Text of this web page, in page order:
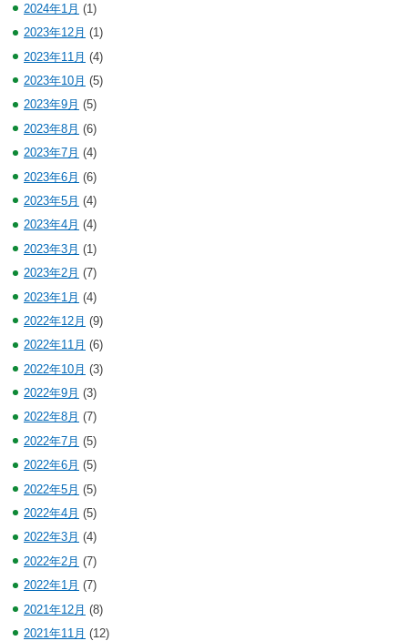
2024年1月 (1)
2023年12月 (1)
2023年11月 (4)
2023年10月 (5)
2023年9月 (5)
2023年8月 (6)
2023年7月 (4)
2023年6月 (6)
2023年5月 (4)
2023年4月 (4)
2023年3月 (1)
2023年2月 (7)
2023年1月 (4)
2022年12月 (9)
2022年11月 (6)
2022年10月 (3)
2022年9月 (3)
2022年8月 (7)
2022年7月 (5)
2022年6月 (5)
2022年5月 (5)
2022年4月 (5)
2022年3月 (4)
2022年2月 (7)
2022年1月 (7)
2021年12月 (8)
2021年11月 (12)